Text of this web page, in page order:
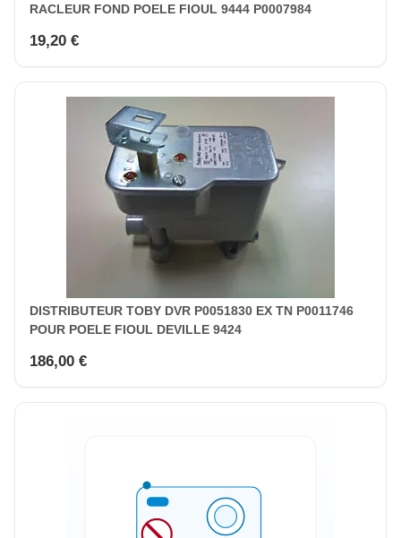
RACLEUR FOND POELE FIOUL 9444 P0007984
19,20 €
DISTRIBUTEUR TOBY DVR P0051830 EX TN P0011746
POUR POELE FIOUL DEVILLE 9424
186,00 €